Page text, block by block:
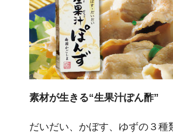
素材が生きる“生果汁ぽん酢”
だいだい、かぼす、ゆずの３